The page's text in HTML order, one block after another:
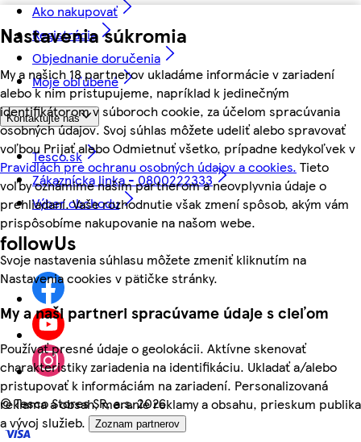
Nastavenia súkromia
My a našich 18 partnerov ukladáme informácie v zariadení
alebo k nim pristupujeme, napríklad k jedinečným
identifikátorom v súboroch cookie, za účelom spracúvania
osobných údajov. Svoj súhlas môžete udeliť alebo spravovať
voľbou Prijať alebo Odmietnuť všetko, prípadne kedykoľvek v
Pravidlách pre ochranu osobných údajov a cookies. Tieto
voľby oznámime našim partnerom a neovplyvnia údaje o
prehliadaní. Vaše rozhodnutie však zmení spôsob, akým vám
prispôsobíme nakupovanie na našom webe.
Svoje nastavenia súhlasu môžete zmeniť kliknutím na
Nastavenia cookies v pätičke stránky.
My a naši partneri spracúvame údaje s cieľom
Používať presné údaje o geolokácii. Aktívne skenovať
charakteristiky zariadenia na identifikáciu. Ukladať a/alebo
pristupovať k informáciám na zariadení. Personalizovaná
reklama a obsah, meranie reklamy a obsahu, prieskum publika
a vývoj služieb.
Zoznam partnerov
Ako nakupovať
Registrácia
Objednanie doručenia
Moje obľúbené
Kontaktujte nás
Tesco.sk
Zákaznícka linka - 0800222333
Výber obchodu
followUs
©Tesco Stores SR, a.s. 2026